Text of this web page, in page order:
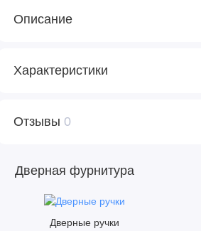
Описание
Характеристики
Отзывы 0
Дверная фурнитура
Дверные ручки